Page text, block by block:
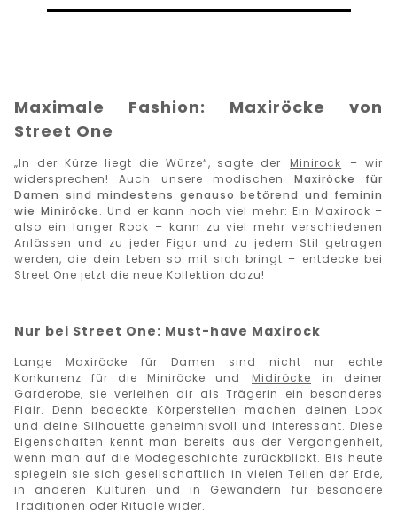
Maximale Fashion: Maxiröcke von
Street One
„In der Kürze liegt die Würze“, sagte der Minirock
– wir
widersprechen! Auch unsere modischen Maxiröcke für
Damen sind mindestens genauso betörend und feminin
wie Miniröcke. Und er kann noch viel mehr: Ein Maxirock –
also ein langer Rock – kann zu viel mehr verschiedenen
Anlässen und zu jeder Figur und zu jedem Stil getragen
werden, die dein Leben so mit sich bringt – entdecke bei
Street One jetzt die neue Kollektion dazu!
Nur bei Street One: Must-have Maxirock
Lange Maxiröcke für Damen sind nicht nur echte
Konkurrenz für die Miniröcke und
Midiröcke
in deiner
Garderobe, sie verleihen dir als Trägerin ein besonderes
Flair. Denn bedeckte Körperstellen machen deinen Look
und deine Silhouette geheimnisvoll und interessant. Diese
Eigenschaften kennt man bereits aus der Vergangenheit,
wenn man auf die Modegeschichte zurückblickt. Bis heute
spiegeln sie sich gesellschaftlich in vielen Teilen der Erde,
in anderen Kulturen und in Gewändern für besondere
Traditionen oder Rituale wider.